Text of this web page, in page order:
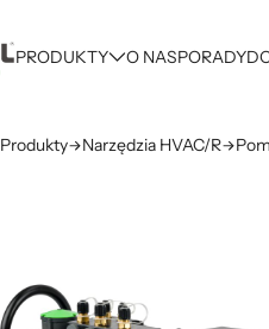
PRODUKTY O NASPORADY
Produkty Narzędzia HVAC/R